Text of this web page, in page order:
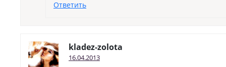
Ответить
kladez-zolota
16.04.2013